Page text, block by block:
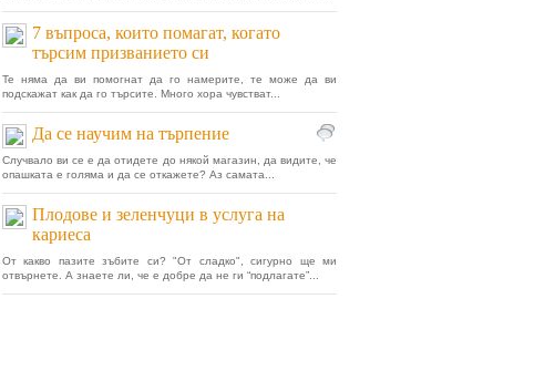
7 въпроса, които помагат, когато
търсим призванието си
Те няма да ви помогнат да го намерите, те може да ви
подскажат как да го търсите. Много хора чувстват...
Да се научим на търпение
Случвало ви се е да отидете до някой магазин, да видите, че
опашката е голяма и да се откажете? Аз самата...
Плодове и зеленчуци в услуга на
кариеса
От какво пазите зъбите си? "От сладко", сигурно ще ми
отвърнете. А знаете ли, че е добре да не ги “подлагате”...